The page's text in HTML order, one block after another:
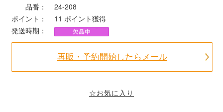
タカラトミー（プラレール）
品番：
24-208
ポイント：
11 ポイント獲得
発送時期：
再販・予約開始したらメール
☆お気に入り